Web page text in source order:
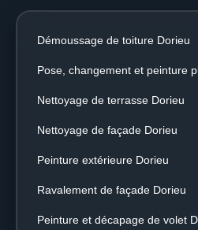
Démoussage de toiture Dorieu
Pose, changement et peinture
Nettoyage de terrasse Dorieu
Nettoyage de façade Dorieu
Peinture extérieure Dorieu
Ravalement de façade Dorieu
Peinture et décapage de volet